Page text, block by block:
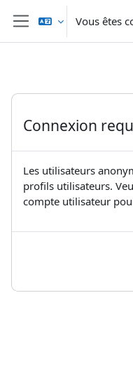
Passer au contenu principal
Panneau latéral
Vous êtes
Connexion
Les utilisateurs
profils utilisateurs.
compte utilisateur